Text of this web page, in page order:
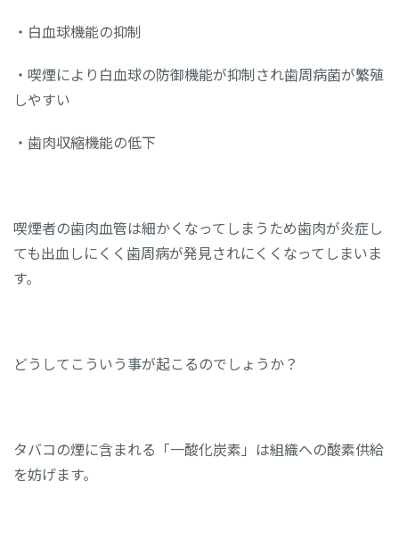
・白血球機能の抑制
・喫煙により白血球の防御機能が抑制され歯周病菌が繁殖
しやすい
・歯肉収縮機能の低下
喫煙者の歯肉血管は細かくなってしまうため歯肉が炎症し
ても出血しにくく歯周病が発見されにくくなってしまいま
す。
どうしてこういう事が起こるのでしょうか？
タバコの煙に含まれる「一酸化炭素」は組織への酸素供給
を妨げます。